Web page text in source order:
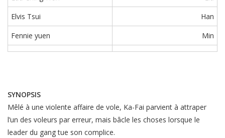
Elvis Tsui
Han
Fennie yuen
Min
SYNOPSIS
Mêlé à une violente affaire de vole, Ka-Fai parvient à attraper
l’un des voleurs par erreur, mais bâcle les choses lorsque le
leader du gang tue son complice.